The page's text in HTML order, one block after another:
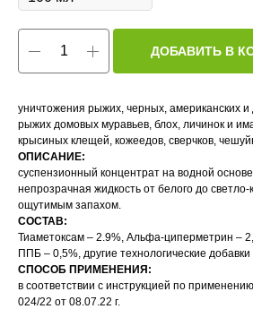
ДОБАВИТЬ В
уничтожения рыжих, черных, американских и
рыжих домовых муравьев, блох, личинок и
крысиных клещей, кожеедов, сверчков,
ОПИСАНИЕ:
суспензионный концентрат на водной
непрозрачная жидкость от белого до
ощутимым запахом.
СОСТАВ:
Тиаметоксам – 2.9%, Альфа-циперметрин –
ППБ – 0,5%, другие технологические добавки
СПОСОБ ПРИМЕНЕНИЯ:
в соответствии с инструкцией по
024/22 от 08.07.22 г.